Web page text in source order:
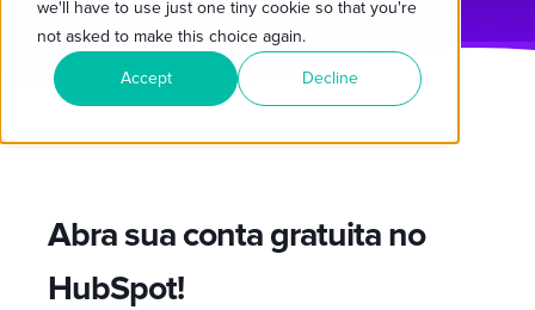
we'll have to use just one tiny cookie so that you're
not asked to make this choice again.
Accept Decline
Abra sua conta gratuita no
HubSpot!